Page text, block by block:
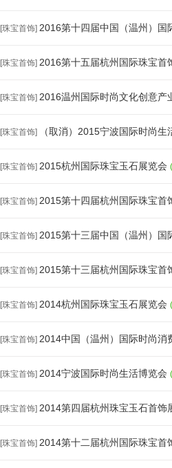
[珠宝首饰] 2016第十四届中国（温州）国
[珠宝首饰] 2016第十五届杭州国际珠宝首
[珠宝首饰] 2016温州国际时尚文化创意产
[珠宝首饰] （取消）2015宁波国际时尚生
[珠宝首饰] 2015杭州国际珠宝玉石展览会
[珠宝首饰] 2015第十四届杭州国际珠宝首
[珠宝首饰] 2015第十三届中国（温州）国
[珠宝首饰] 2015第十三届杭州国际珠宝首
[珠宝首饰] 2014杭州国际珠宝玉石展览会
[珠宝首饰] 2014中国（温州）国际时尚消
[珠宝首饰] 2014宁波国际时尚生活博览会
[珠宝首饰] 2014第四届杭州珠宝玉石首饰
[珠宝首饰] 2014第十二届杭州国际珠宝首